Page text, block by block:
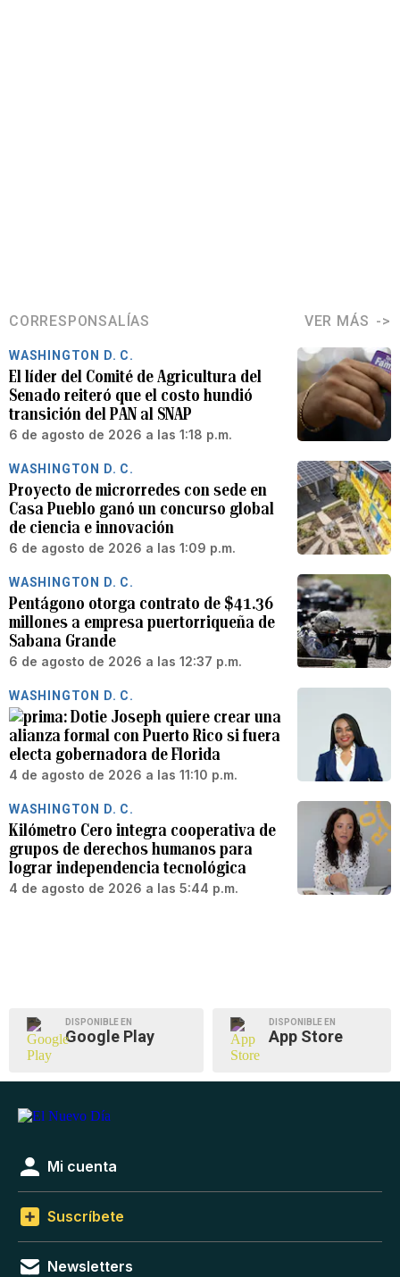
CORRESPONSALÍAS VER MÁS
WASHINGTON D. C.
El líder del Comité de Agricultura del
Senado reiteró que el costo hundió
transición del PAN al SNAP
6 de agosto de 2026 a las 1:18 p.m.
WASHINGTON D. C.
Proyecto de microrredes con sede en
Casa Pueblo ganó un concurso global
de ciencia e innovación
6 de agosto de 2026 a las 1:09 p.m.
WASHINGTON D. C.
Pentágono otorga contrato de $41.36
millones a empresa puertorriqueña de
Sabana Grande
6 de agosto de 2026 a las 12:37 p.m.
WASHINGTON D. C.
Dotie Joseph quiere crear una
alianza formal con Puerto Rico si fuera
electa gobernadora de Florida
4 de agosto de 2026 a las 11:10 p.m.
WASHINGTON D. C.
Kilómetro Cero integra cooperativa de
grupos de derechos humanos para
lograr independencia tecnológica
4 de agosto de 2026 a las 5:44 p.m.
DISPONIBLE EN
Google Play
DISPONIBLE EN
App Store
Mi cuenta
Suscríbete
Newsletters